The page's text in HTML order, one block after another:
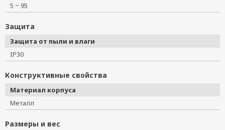
5 ~ 95
Защита
Защита от пыли и влаги
IP30
Конструктивные свойства
Материал корпуса
Металл
Размеры и вес